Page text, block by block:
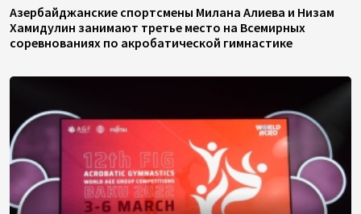
Азербайджанские спортсмены Милана Алиева и Низам
Хамидулин занимают третье место на Всемирных
соревнованиях по акробатической гимнастике